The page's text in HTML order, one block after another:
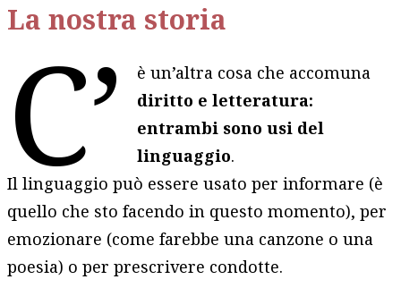
La nostra storia
C’
è un’altra cosa che accomuna
diritto e letteratura:
entrambi sono usi del
linguaggio.
Il linguaggio può essere usato per informare (è
quello che sto facendo in questo momento), per
emozionare (come farebbe una canzone o una
poesia) o per prescrivere condotte.